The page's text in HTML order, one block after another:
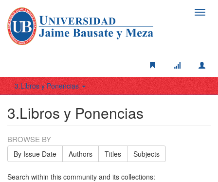
3.Libros y Ponencias
3.Libros y Ponencias
BROWSE BY
By Issue Date Authors Titles Subjects
Search within this community and its collections: